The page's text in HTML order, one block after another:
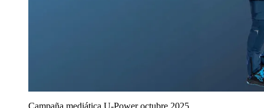
Campaña mediática U‑Power octubre 2025